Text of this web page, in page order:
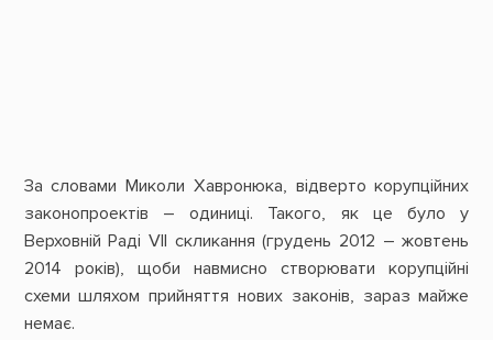
За словами Миколи Хавронюка, відверто корупційних
законопроектів – одиниці. Такого, як це було у
Верховній Раді VII скликання (грудень 2012 – жовтень
2014 років), щоби навмисно створювати корупційні
схеми шляхом прийняття нових законів, зараз майже
немає.